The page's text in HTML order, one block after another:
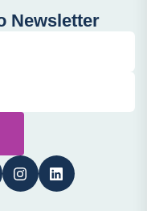
Newsletter